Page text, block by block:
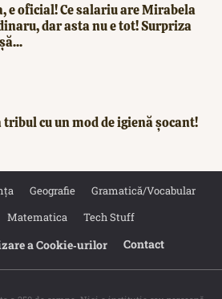
e oficial! Ce salariu are Mirabela
dar asta nu e tot! Surpriza
cu un mod de igienă șocant!
Geografie
Gramatică/Vocabular
Matematica Tech Stuff
a Cookie‐urilor Contact